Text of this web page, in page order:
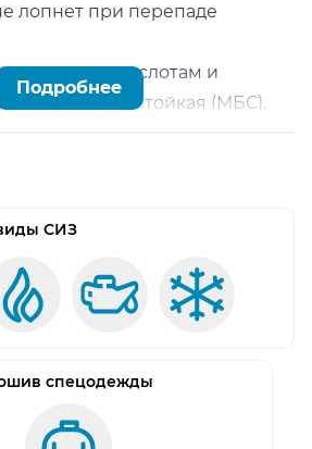
лопнет при перепаде
к влаге, к кислотам и
и маслобензостойкая (МБС).
200 Дж (МУН 200)
пальцы ног. При
частей, что спасает
является легким и гибким
Подробнее
СИЗ
спецодежды